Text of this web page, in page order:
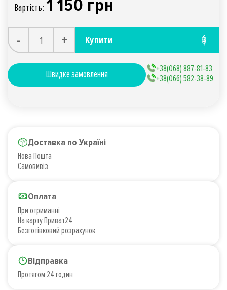
Вартiсть: 1 150 грн
- + Купити
Швидке замовлення
+38(068) 887-81-83
+38(066) 582-38-89
Доставка по Україні
Нова Пошта
Самовивіз
Оплата
При отриманні
На карту Приват24
Безготівковий розрахунок
Відправка
Протягом 24 годин